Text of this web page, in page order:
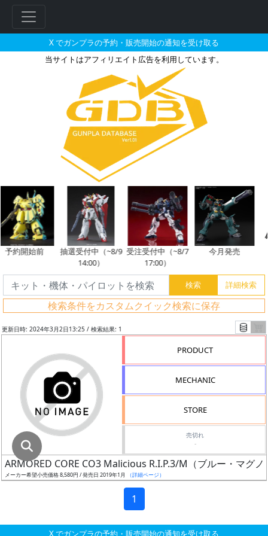
X でガンプラの予約・販売開始の通知を受け取る
当サイトはアフィリエイト広告を利用しています。
ARMORED CORE CO3 Malicious
予約開始前
抽選受付中（~8/9
14:00）
受注受付中（~8/7
17:00）
今月発売
検索条件をカスタムクイック検索に保存
ー
検
索
グ
レ
成
形
更新日時: 2024年3月2日13:25 / 検索結果: 1
PRODUCT
MECHANIC
STORE
売切れ
-
ARMORED CORE CO3 Malicious R.I.P.3/M（ブルー・マグ
メーカー希望小売価格 8,580円 / 発売日 2019年1月 （詳細ページ）
1
X でガンプラの予約・販売開始の通知を受け取る